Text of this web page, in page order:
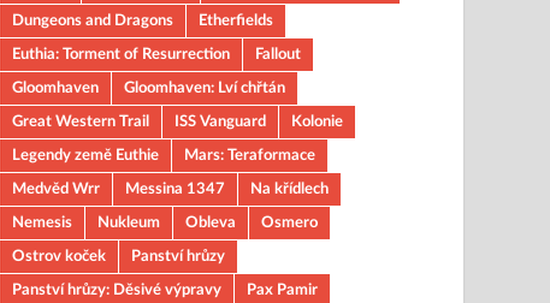
Dungeons and Dragons
Etherfields
Euthia: Torment of Resurrection
Fallout
Gloomhaven
Gloomhaven: Lví chřtán
Great Western Trail
ISS Vanguard
Kolonie
Legendy země Euthie
Mars: Teraformace
Medvěd Wrr
Messina 1347
Na křídlech
Nemesis
Nukleum Obleva
Osmero
Ostrov koček
Panství hrůzy
Panství hrůzy: Děsivé výpravy
Pax Pamir